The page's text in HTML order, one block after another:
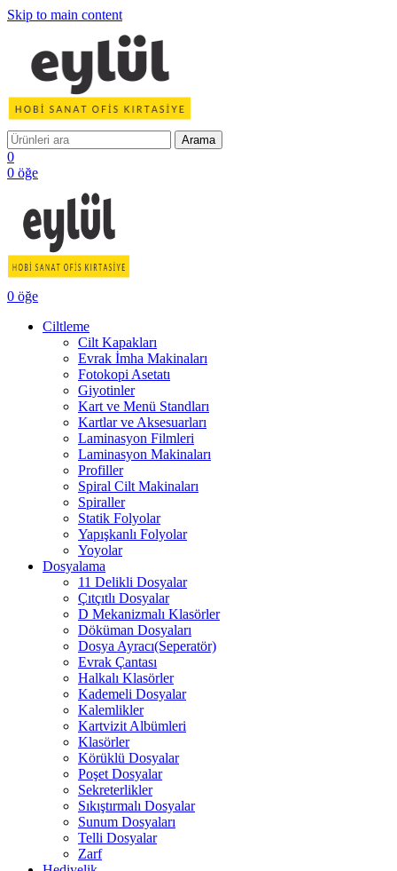
Skip to main content
Arama
0
0 öğe
0 öğe
Ciltleme
Cilt Kapakları
Evrak İmha Makinaları
Fotokopi Asetatı
Giyotinler
Kart ve Menü Standları
Kartlar ve Aksesuarları
Laminasyon Filmleri
Laminasyon Makinaları
Profiller
Spiral Cilt Makinaları
Spiraller
Statik Folyolar
Yapışkanlı Folyolar
Yoyolar
Dosyalama
11 Delikli Dosyalar
Çıtçıtlı Dosyalar
D Mekanizmalı Klasörler
Döküman Dosyaları
Dosya Ayracı(Seperatör)
Evrak Çantası
Halkalı Klasörler
Kademeli Dosyalar
Kalemlikler
Kartvizit Albümleri
Klasörler
Körüklü Dosyalar
Poşet Dosyalar
Sekreterlikler
Sıkıştırmalı Dosyalar
Sunum Dosyaları
Telli Dosyalar
Zarf